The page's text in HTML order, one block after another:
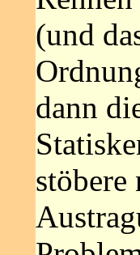
(und
dann